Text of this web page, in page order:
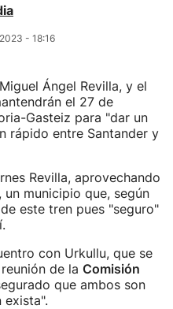
- 18:16
Ángel Revilla, y el
el 27 de
Gasteiz para "dar un
rápido entre Santander y
Revilla, aprovechando
, un municipio que, según
este tren pues "seguro"
con Urkullu, que se
de la Comisión
que ambos son
exista".